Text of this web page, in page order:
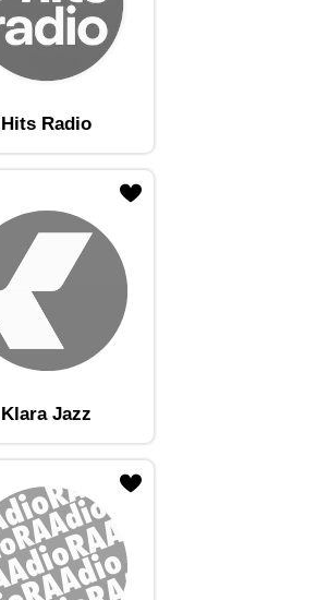
Hits Radio
Klara Jazz